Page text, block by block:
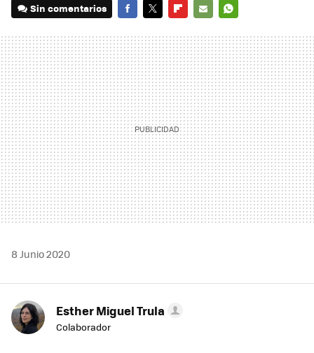
Sin comentarios
MAIL
8 Junio 2020
Esther Miguel Trula
Colaborador